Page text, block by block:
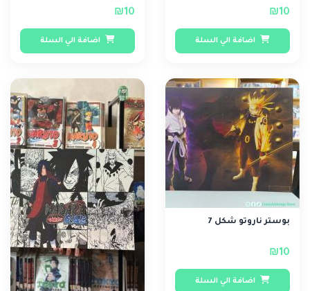
₪10
اضافة الي السلة
₪10
اضافة الي السلة
بوستر ناروتو شكل 7
₪10
اضافة الي السلة